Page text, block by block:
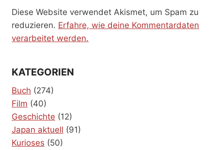
Diese Website verwendet Akismet, um Spam zu
reduzieren. Erfahre, wie deine Kommentardaten
verarbeitet werden.
KATEGORIEN
Buch (274)
Film (40)
Geschichte (12)
Japan aktuell (91)
Kurioses (50)